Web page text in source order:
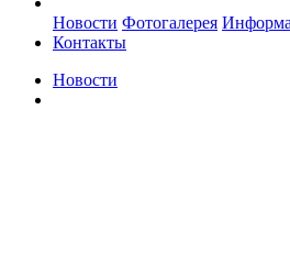
Новости Фотогалерея
Контакты
Новости